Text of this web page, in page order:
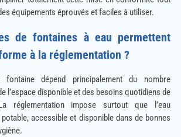
équipements éprouvés et faciles à utiliser.
de fontaines à eau permettent
à la réglementation ?
dépend principalement du nombre
l’espace disponible et des besoins quotidiens de
réglementation impose surtout que l’eau
accessible et disponible dans de bonnes